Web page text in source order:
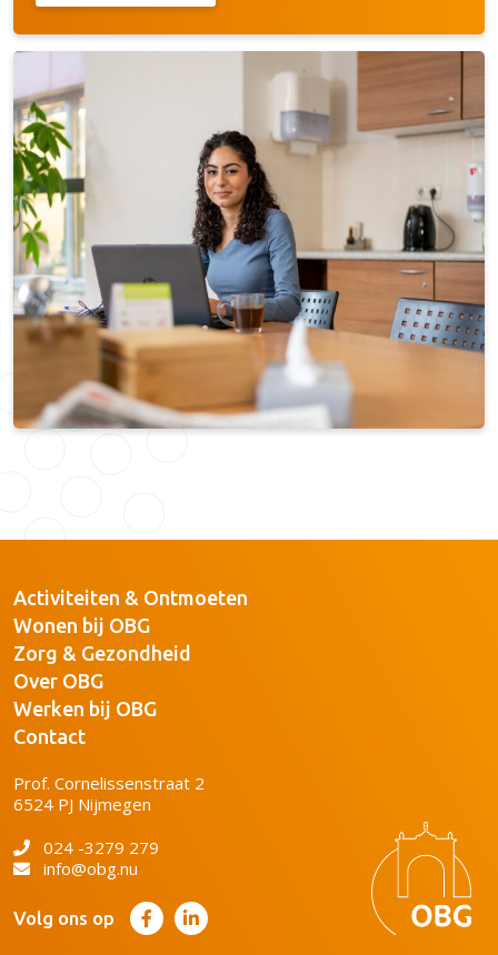
Activiteiten & Ontmoeten
Wonen bij OBG
Zorg & Gezondheid
Over OBG
Werken bij OBG
Contact
Prof. Cornelissenstraat 2
6524 PJ Nijmegen
024 -3279 279
info@obg.nu
Volg ons op